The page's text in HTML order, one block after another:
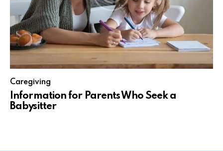
Caregiving
Information for Parents Who Seek a
Babysitter